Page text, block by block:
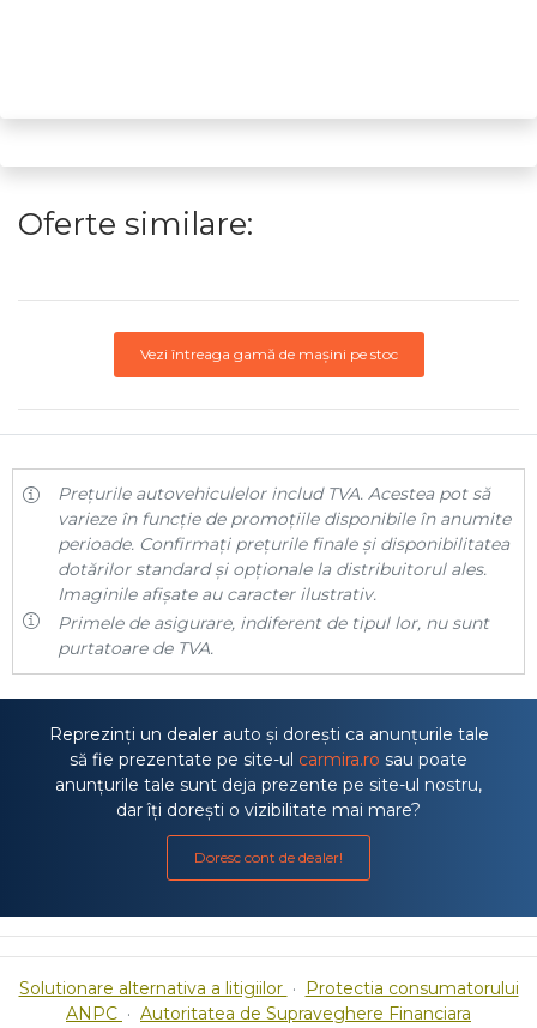
Oferte similare:
Vezi întreaga gamă de mașini pe stoc
Prețurile autovehiculelor includ TVA. Acestea pot să
varieze în funcție de promoțiile disponibile în anumite
perioade. Confirmați prețurile finale și disponibilitatea
dotărilor standard și opționale la distribuitorul ales.
Imaginile afișate au caracter ilustrativ.
Primele de asigurare, indiferent de tipul lor, nu sunt
purtatoare de TVA.
Reprezinți un dealer auto și dorești ca anunțurile tale
să fie prezentate pe site-ul carmira.ro sau poate
anunțurile tale sunt deja prezente pe site-ul nostru,
dar îți dorești o vizibilitate mai mare?
Doresc cont de dealer!
Solutionare alternativa a litigiilor · Protectia consumatorului
ANPC · Autoritatea de Supraveghere Financiara